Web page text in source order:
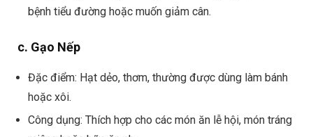
bệnh tiểu đường hoặc muốn giảm cân.
c. Gạo Nếp
Đặc điểm: Hạt dẻo, thơm, thường được dùng làm bánh
hoặc xôi.
Công dụng: Thích hợp cho các món ăn lễ hội, món tráng